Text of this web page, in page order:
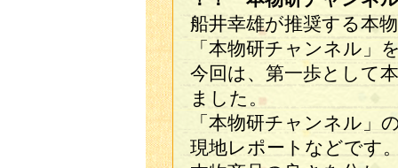
船井幸雄が推奨する本
「本物研チャンネル」
今回は、第一歩として
ました。
「本物研チャンネル」
現地レポートなどです